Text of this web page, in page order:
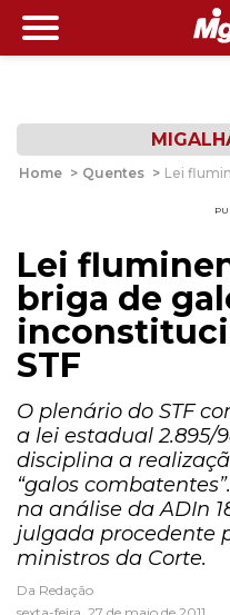
Home > Quentes > Lei
Lei
briga de
STF
O plenário do STF
a lei estadual 2.895/
disciplina a
“galos
na análise da ADIn
julgada procedente
ministros da Corte.
Da Redação